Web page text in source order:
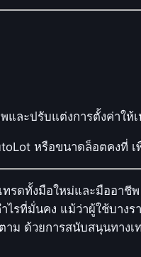
ละปรับแต่งการตั้งค่าให้
หรือขนาดล็อตคงที่
รดทั้งมือใหม่และมืออาชี
รที่มั่นคง แม้ว่าผู้ใช้บาง
าม ด้วยการสนับสนุนทาง